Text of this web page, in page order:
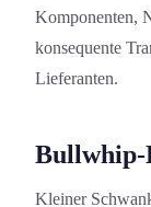
Komponenten,
konsequente
Lieferanten.
Kleiner